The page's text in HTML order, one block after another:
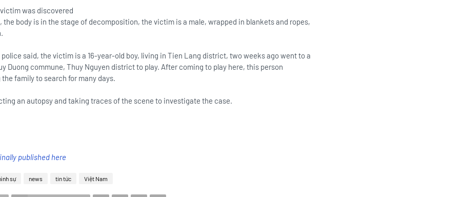
was discovered
body is in the stage of decomposition, the victim is a male, wrapped in blankets and ropes,
said, the victim is a 16-year-old boy, living in Tien Lang district, two weeks ago went to a
Duong commune, Thuy Nguyen district to play. After coming to play here, this person
family to search for many days.
an autopsy and taking traces of the scene to investigate the case.
published here
sự news tin tức Việt Nam